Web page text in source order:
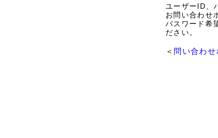
ユーザーID、
お問い合わせ
パスワード希
ださい。
＜ 問い合わ